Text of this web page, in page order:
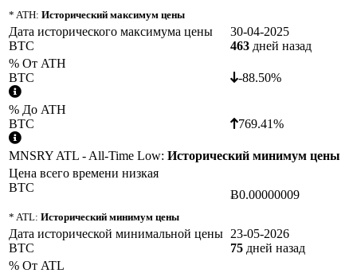
* ATH: Исторический максимум цены
Дата исторического максимума цены
BTC
30-04-2025
463 дней назад
% От ATH
BTC
-88.50%
% До ATH
BTC
769.41%
MNSRY ATL - All-Time Low: Исторический минимум цены
Цена всего времени низкая
BTC
* ATL: Исторический минимум цены
Ƀ0.00000009
Дата исторической минимальной цены
BTC
23-05-2026
75 дней назад
% От ATL